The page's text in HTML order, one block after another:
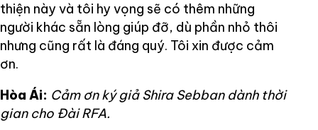
thiện này và tôi hy vọng sẽ có thêm những
người khác sẵn lòng giúp đỡ, dù phần nhỏ thôi
nhưng cũng rất là đáng quý. Tôi xin được cảm
ơn.
Hòa Ái: Cảm ơn ký giả Shira Sebban dành thời
gian cho Đài RFA.